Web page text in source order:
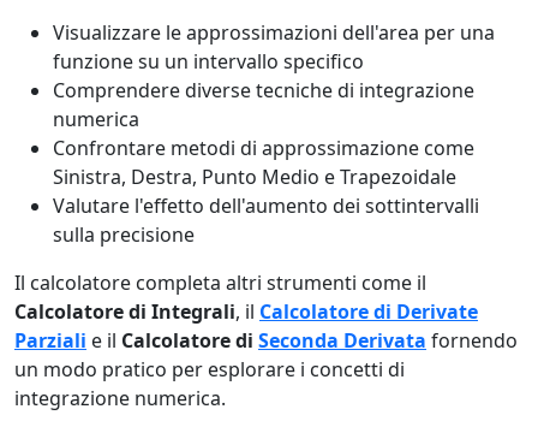
Visualizzare le approssimazioni dell'area per una
funzione su un intervallo specifico
Comprendere diverse tecniche di integrazione
numerica
Confrontare metodi di approssimazione come
Sinistra, Destra, Punto Medio e Trapezoidale
Valutare l'effetto dell'aumento dei sottintervalli
sulla precisione
Il calcolatore completa altri strumenti come il
Calcolatore di Integrali, il Calcolatore di Derivate
Parziali e il Calcolatore di Seconda Derivata fornendo
un modo pratico per esplorare i concetti di
integrazione numerica.